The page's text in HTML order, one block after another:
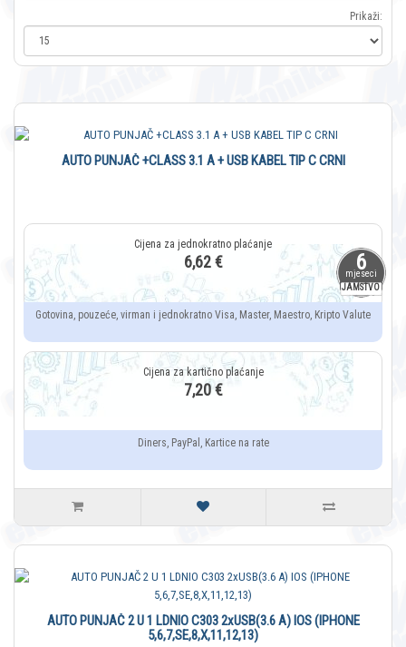
Prikaži:
6
mjeseci
JAMSTVO
AUTO PUNJAČ +CLASS 3.1 A + USB KABEL TIP C CRNI
6,62 €
Gotovina, pouzeće, virman i jednokratno Visa, Master, Maestro, Kripto Valute
7,20 €
Diners, PayPal, Kartice na rate
AUTO PUNJAČ 2 U 1 LDNIO C303 2xUSB(3.6 A) IOS (IPHONE
5,6,7,SE,8,X,11,12,13)